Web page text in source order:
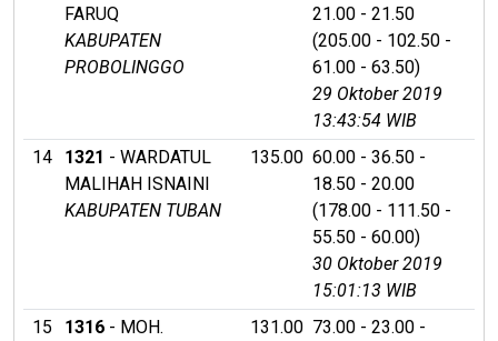
FARUQ
KABUPATEN
PROBOLINGGO
21.00 - 21.50
(205.00 - 102.50 -
61.00 - 63.50)
29 Oktober 2019
13:43:54 WIB
14
1321 - WARDATUL
MALIHAH ISNAINI
KABUPATEN TUBAN
135.00 60.00 - 36.50 -
18.50 - 20.00
(178.00 - 111.50 -
55.50 - 60.00)
30 Oktober 2019
15:01:13 WIB
15
1316 - MOH.
131.00 73.00 - 23.00 -